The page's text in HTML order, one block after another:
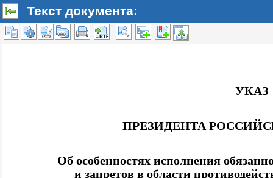
Текст документа: